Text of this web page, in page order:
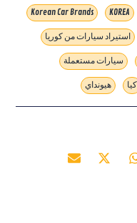
KOREA
Korean Car Brands
استيراد سيارات من كوريا
سيارات مستعملة
كيا هيونداي